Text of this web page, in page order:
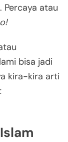
atau
bisa jadi
kira-kira arti